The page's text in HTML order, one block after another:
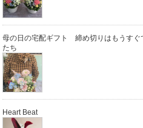
母の日の宅配ギフト 締め切りはもうすぐ
たち
Heart Beat